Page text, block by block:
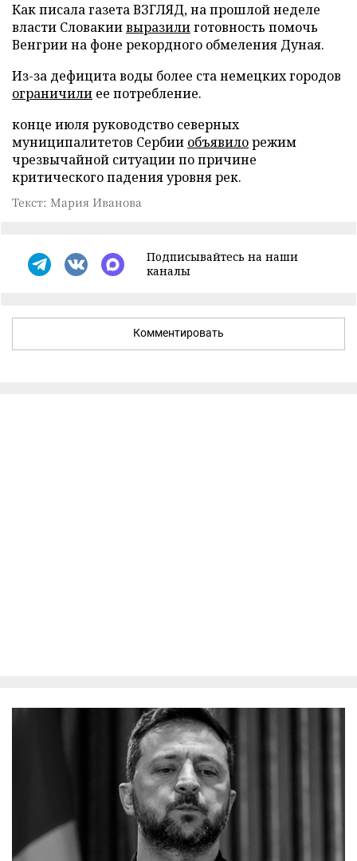
Как писала газета ВЗГЛЯД, на прошлой неделе
власти Словакиивыразилиготовность помочь
Венгрии на фоне рекордного обмеления Дуная.
Из-за дефицита воды более ста немецких городов
ограничили ее потребление.
конце июля руководство северных
муниципалитетов Сербии объявилорежим
чрезвычайной ситуации по причине
критического падения уровня рек.
Текст: Мария Иванова
Подписывайтесь на наши
каналы
Комментировать